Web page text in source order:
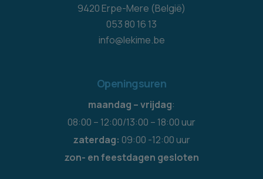
9420 Erpe-Mere (België)
053 80 16 13
info@lekime.be
Openingsuren
maandag – vrijdag:
08:00 – 12:00/13:00 – 18:00 uur
zaterdag: 09:00 -12:00 uur
zon- en feestdagen gesloten